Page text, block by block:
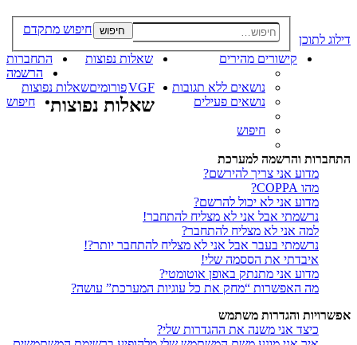
דילוג לתוכן
חיפוש חיפוש מתקדם
קישורים מהירים
נושאים ללא תגובות
נושאים פעילים
חיפוש
שאלות נפוצות
התחברות
הרשמה
VGFפורומיםשאלות נפוצות
חיפוש
שאלות נפוצות
התחברות והרשמה למערכת
מדוע אני צריך להירשם?
מהו COPPA?
מדוע אני לא יכול להרשם?
נרשמתי אבל אני לא מצליח להתחבר!
למה אני לא מצליח להתחבר?
נרשמתי בעבר אבל אני לא מצליח להתחבר יותר?!
איבדתי את הססמה שלי!
מדוע אני מתנתק באופן אוטומטי?
מה האפשרות “מחק את כל עוגיות המערכת” עושה?
אפשרויות והגדרות משתמש
כיצד אני משנה את ההגדרות שלי?